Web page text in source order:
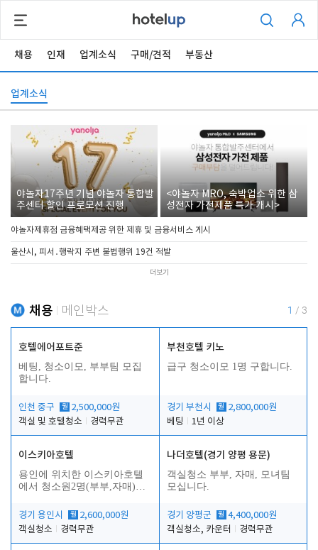
채용 인재 업계소식 구매/견적 부동산
업계소식
야놀자17주년 기념 야놀자 통합발
주센터 할인 프로모션 진행
<야놀자 MRO, 숙박업소 위한 삼
성전자 가전제품 특가 개시>
야놀자제휴점 금융혜택제공 위한 제휴 및 금융서비스 게시
울산시, 피서․행락지 주변 불법행위 19건 적발
더보기
채용 메인박스 1 / 3
호텔에어포트준
베팅, 청소이모, 부부팀 모집
합니다.
인천 중구 월 2,500,000원
객실 및 호텔청소
경력무관
부천호텔 키노
급구 청소이모 1명 구합니다.
경기 부천시 월 2,800,000원
베팅
1년 이상
이스키아호텔
용인에 위치한 이스키아호텔
에서 청소원2명(부부,자매)을
경기 용인시
월 2,600,000원
객실청소
경력무관
나더호텔(경기 양평 용문)
객실청소 부부, 자매, 모녀팀
모십니다.
경기 양평군 월 4,400,000원
객실청소, 카운터
경력무관